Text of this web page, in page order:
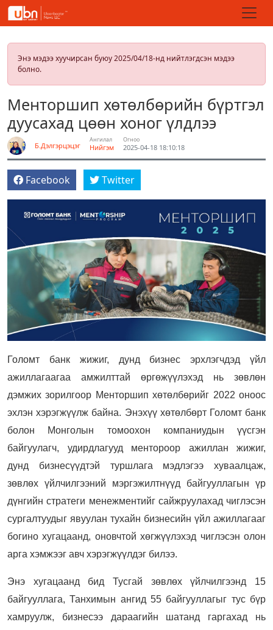
Энэ мэдээ хуучирсан буюу 2025/04/18-нд нийтлэгдсэн мэдээ
болно.
Менторшип хөтөлбөрийн бүртгэл
дуусахад цөөн хоног үлдлээ
Б.Дэлгэрцэцэг
Ангилал
Нийгэм
Огноо
2025-04-18 18:10:18
Facebook Twitter
Голомт банк жижиг, дунд бизнес эрхлэгчдэд үйл
ажиллагаагаа амжилттай өргөжүүлэхэд нь зөвлөн
дэмжих зорилгоор Менторшип хөтөлбөрийг 2022 оноос
эхлэн хэрэгжүүлж байна. Энэхүү хөтөлбөрт Голомт банк
болон Монголын томоохон компаниудын үүсгэн
байгуулагч, удирдлагууд ментороор ажиллан жижиг,
дунд бизнесүүдтэй туршлага мэдлэгээ хуваалцаж,
зөвлөх үйлчилгээний мэргэжилтнүүд байгууллагын үр
дүнгийн стратеги менежментийг сайжруулахад чиглэсэн
сургалтуудыг явуулан тухайн бизнесийн үйл ажиллагааг
богино хугацаанд, оновчтой хөгжүүлэхэд чиглэсэн олон
арга хэмжээг авч хэрэгжүүлдэг билээ.
Энэ хугацаанд бид Тусгай зөвлөх үйлчилгээнд 15
байгууллага, Танхимын ангид 55 байгууллагыг тус бүр
хамруулж, бизнесээ дараагийн шатанд гаргахад нь